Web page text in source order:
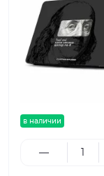
в наличии